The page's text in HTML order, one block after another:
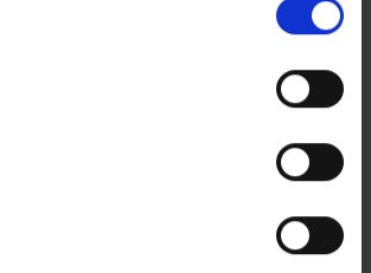
il proprio consenso in qualsiasi
sui cookie o facendo clic
informazioni sulla tua posizione
con un'approssimazione di qualche
il tuo dispositivo, scansionandolo
Specialisation in
for oncologists